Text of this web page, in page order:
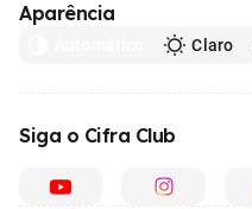
Aparência
Claro
Siga o Cifra Club